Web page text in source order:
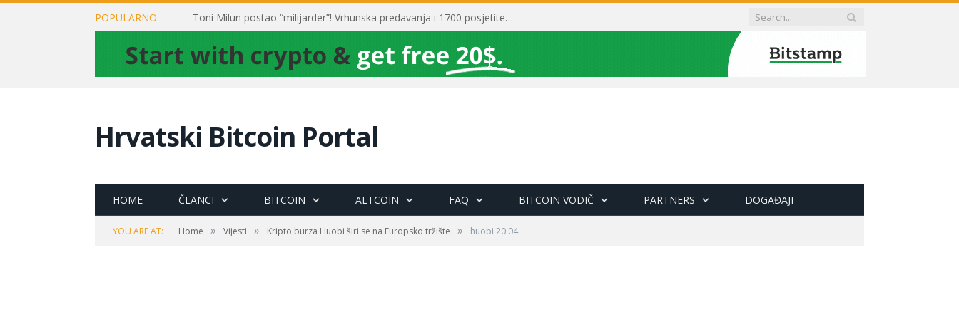
POPULARNO Toni Milun postao “milijarder”! Vrhunska predavanja i 1700 posjetitelja obilježili su mjesec financijske pismenosti
Hrvatski Bitcoin Portal
HOME ČLANCI BITCOIN ALTCOIN FAQ BITCOIN VODIČ PARTNERS DOGAĐAJI
YOU ARE AT: Home » Vijesti » Kripto burza Huobi širi se na Europsko tržište » huobi 20.04.